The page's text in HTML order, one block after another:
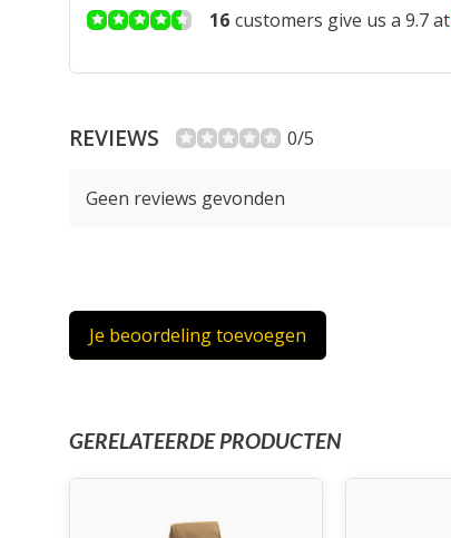
16 customers give us a 9.7 at
REVIEWS 0/5
Geen reviews gevonden
Je beoordeling toevoegen
GERELATEERDE PRODUCTEN